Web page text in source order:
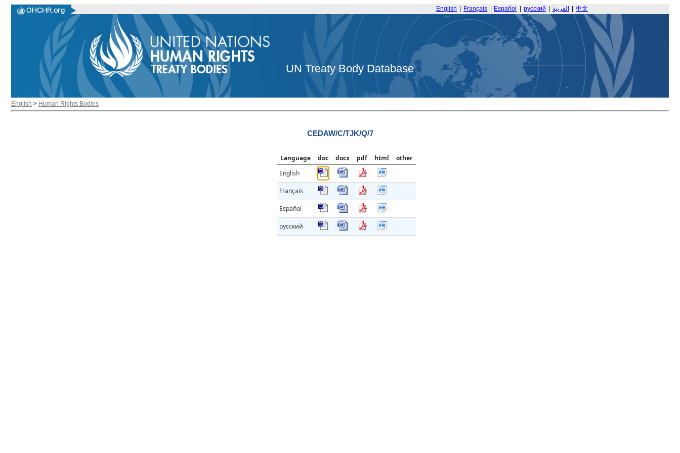
English Français Español русский العربية 中文
UN Treaty Body Database
English > Human Rights Bodies
CEDAW/C/TJK/Q/7
Language doc docx pdf html
other
English
Français
Español
русский